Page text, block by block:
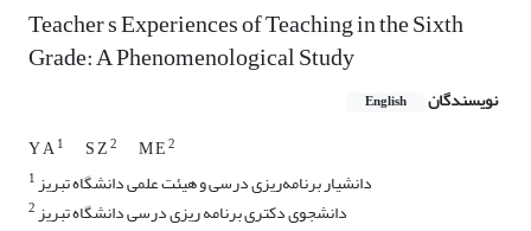
Teacher s Experiences of Teaching in the Sixth
Grade: A Phenomenological Study
نویسندگان English
Y A1 S Z2 M E2
1دانشیار برنامه‌ریزی درسی و هیئت علمی دانشگاه تبریز
2دانشجوی دکتری برنامه ریزی درسی دانشگاه تبریز